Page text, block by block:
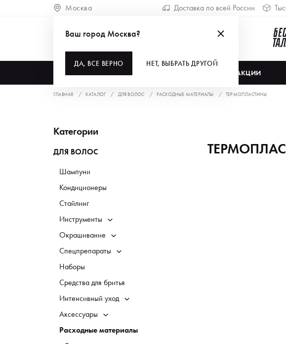
Москва Доставка по всей России
АКЦИИ
Ваш город Москва?
ДА, ВСЕ ВЕРНО НЕТ, ВЫБРАТЬ ДРУГОЙ
ГЛАВНАЯ КАТАЛОГ ДЛЯ ВОЛОС РАСХОДНЫЕ МАТЕРИАЛЫ ТЕРМОПЛАСТИНЫ
Категории
ДЛЯ ВОЛОС
Шампуни
Кондиционеры
Стайлинг
Инструменты
Окрашивание
Спецпрепараты
Наборы
Средства для бритья
Интенсивный уход
Аксессуары
Расходные материалы